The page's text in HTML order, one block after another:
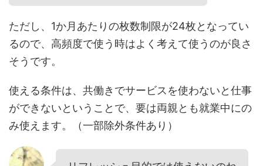
ただし、1か月あたりの枚数制限が24枚となってい
るので、高頻度で使う時はよく考えて使うのが良さ
そうです。
使える条件は、共働きでサービスを使わないと仕事
ができないということで、要は両親とも就業中にの
み使えます。（一部除外条件あり）